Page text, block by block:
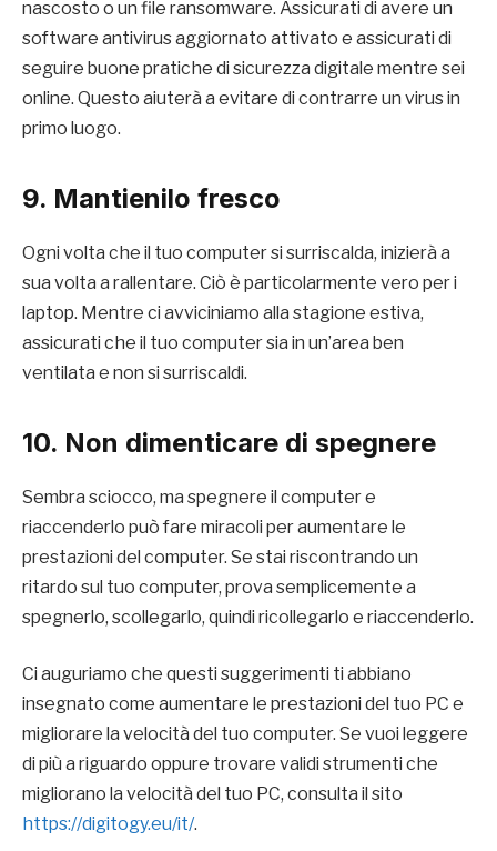
nascosto o un file ransomware. Assicurati di avere un
software antivirus aggiornato attivato e assicurati di
seguire buone pratiche di sicurezza digitale mentre sei
online. Questo aiuterà a evitare di contrarre un virus in
primo luogo.
9. Mantienilo fresco
Ogni volta che il tuo computer si surriscalda, inizierà a
sua volta a rallentare. Ciò è particolarmente vero per i
laptop. Mentre ci avviciniamo alla stagione estiva,
assicurati che il tuo computer sia in un’area ben
ventilata e non si surriscaldi.
10. Non dimenticare di spegnere
Sembra sciocco, ma spegnere il computer e
riaccenderlo può fare miracoli per aumentare le
prestazioni del computer. Se stai riscontrando un
ritardo sul tuo computer, prova semplicemente a
spegnerlo, scollegarlo, quindi ricollegarlo e riaccenderlo.
Ci auguriamo che questi suggerimenti ti abbiano
insegnato come aumentare le prestazioni del tuo PC e
migliorare la velocità del tuo computer. Se vuoi leggere
di più a riguardo oppure trovare validi strumenti che
migliorano la velocità del tuo PC, consulta il sito
https://digitogy.eu/it/.